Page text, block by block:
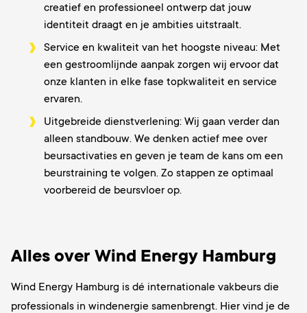
creatief en professioneel ontwerp dat jouw
identiteit draagt en je ambities uitstraalt.
Service en kwaliteit van het hoogste niveau: Met
een gestroomlijnde aanpak zorgen wij ervoor dat
onze klanten in elke fase topkwaliteit en service
ervaren.
Uitgebreide dienstverlening: Wij gaan verder dan
alleen standbouw. We denken actief mee over
beursactivaties en geven je team de kans om een
beurstraining te volgen. Zo stappen ze optimaal
voorbereid de beursvloer op.
Alles over Wind Energy Hamburg
Wind Energy Hamburg is dé internationale vakbeurs die
professionals in windenergie samenbrengt. Hier vind je de